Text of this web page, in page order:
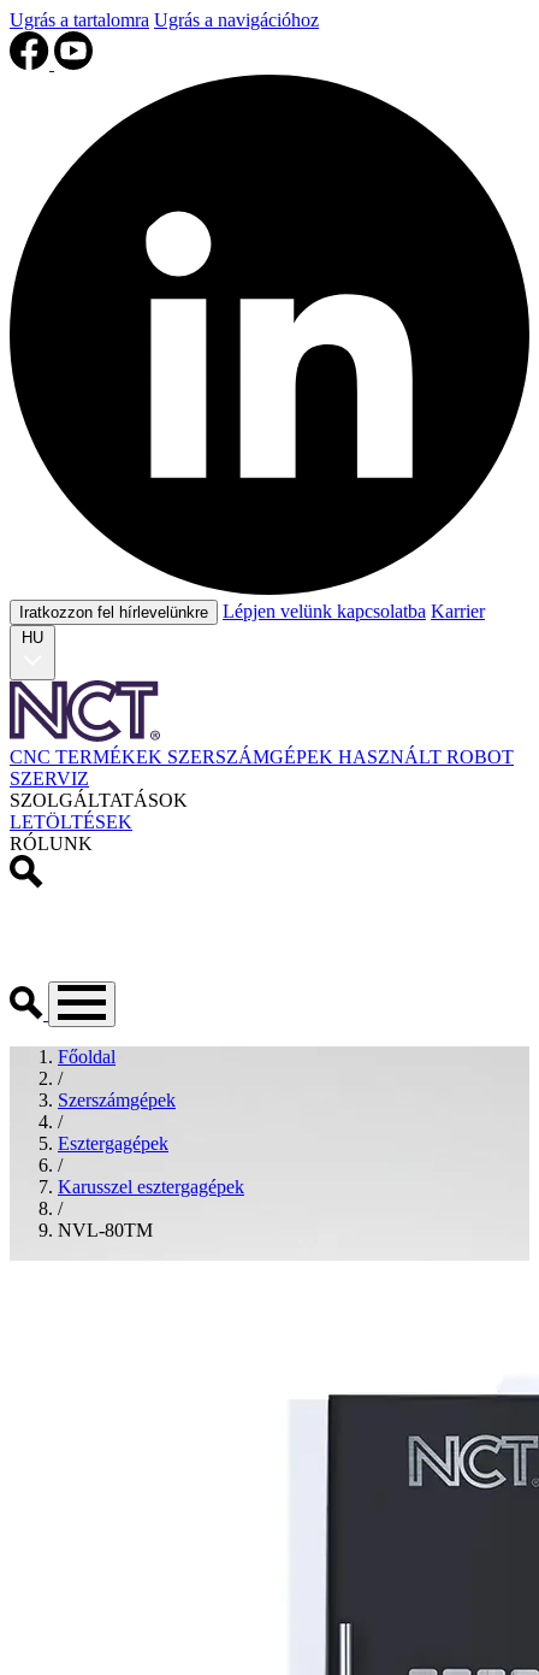
Ugrás a tartalomra Ugrás a navigációhoz
Iratkozzon fel hírlevelünkre Lépjen velünk kapcsolatba Karrier
HU
CNC TERMÉKEK SZERSZÁMGÉPEK HASZNÁLT ROBOT
SZERVIZ
SZOLGÁLTATÁSOK
LETÖLTÉSEK
RÓLUNK
Főoldal
/
Szerszámgépek
/
Esztergagépek
/
Karusszel esztergagépek
/
NVL-80TM